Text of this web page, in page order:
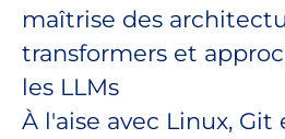
maîtrise des
transformers et
les LLMs
À l'aise avec Linux, Git